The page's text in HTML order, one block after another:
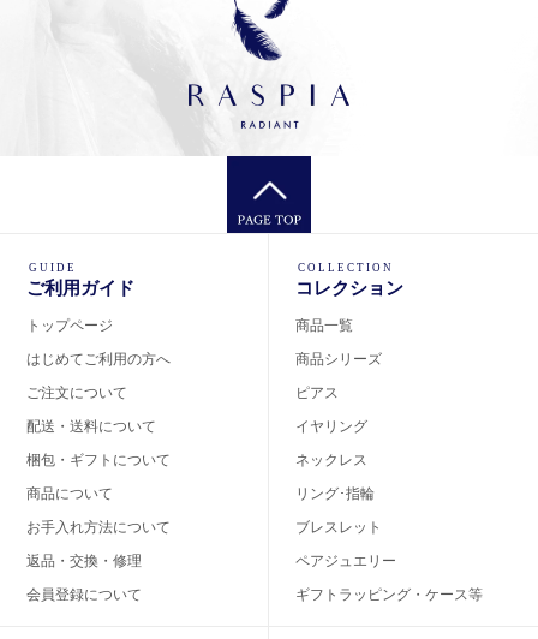
GUIDE
ご利用ガイド
トップページ
はじめてご利用の方へ
ご注文について
配送・送料について
梱包・ギフトについて
商品について
お手入れ方法について
返品・交換・修理
会員登録について
COLLECTION
コレクション
商品一覧
商品シリーズ
ピアス
イヤリング
ネックレス
リング･指輪
ブレスレット
ペアジュエリー
ギフトラッピング・ケース等